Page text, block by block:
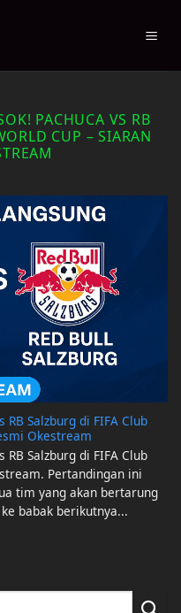
PACHUCA VS RB
CUP – SIARAN
RB Salzburg di FIFA Club
Okestream
RB Salzburg di FIFA Club
Pertandingan ini
tim yang akan bertarung
babak berikutnya...